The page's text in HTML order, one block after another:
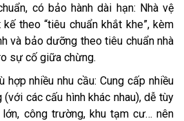
có bảo hành dài hạn: Nhà vệ
theo “tiêu chuẩn khắt khe”, kèm
và bảo dưỡng theo tiêu chuẩn nhà
sự cố giữa chừng.
nhiều nhu cầu: Cung cấp nhiều
các cấu hình khác nhau), dễ tùy
công trường, khu tạm cư… nên